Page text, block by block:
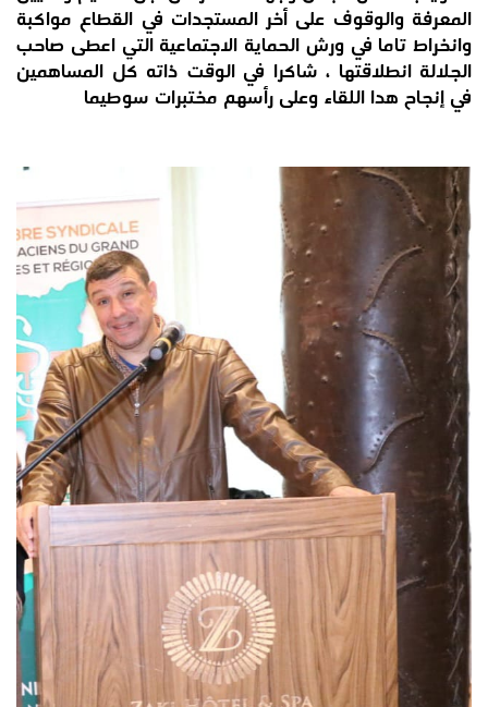
المعرفة والوقوف على أخر المستجدات في القطاع مواكبة
وانخراط تاما في ورش الحماية الاجتماعية التي اعطى صاحب
الجلالة انطلاقتها ، شاكرا في الوقت ذاته كل المساهمين
في إنجاح هدا اللقاء وعلى رأسهم مختبرات سوطيما